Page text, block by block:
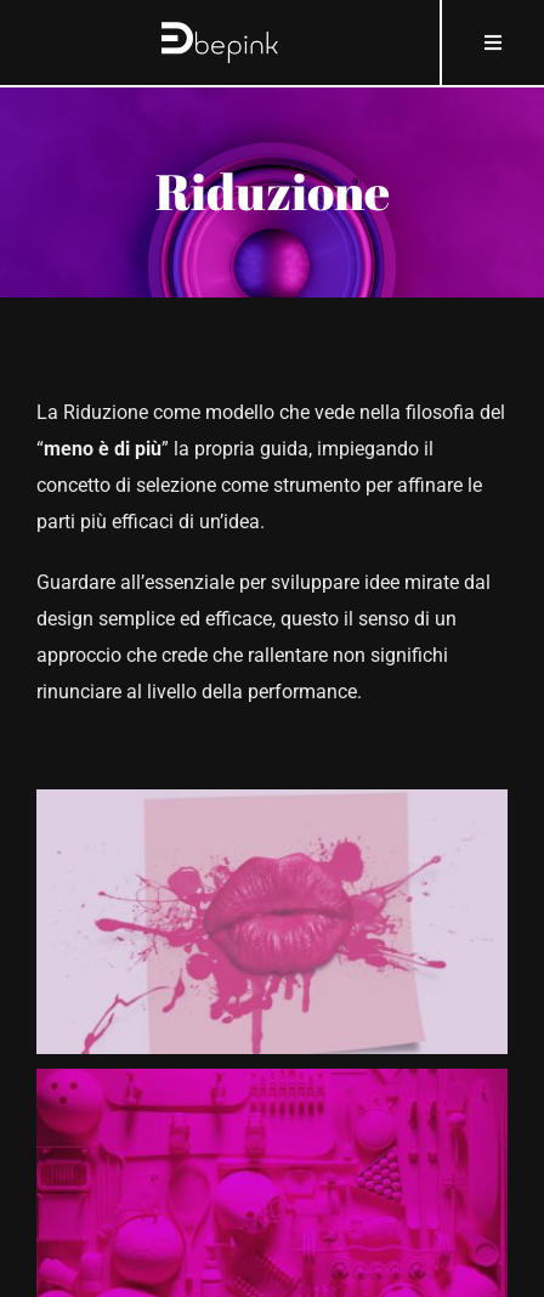
contenuto
Toggle
A PROPOSITO DI BEPINK
COSA E COME
CHI
COSMOBLOG
Riduzione
La Riduzione come modello che vede nella filosofia del
“meno è di più” la propria guida, impiegando il
concetto di selezione come strumento per affinare le
parti più efficaci di un’idea.
Guardare all’essenziale per sviluppare idee mirate dal
design semplice ed efficace, questo il senso di un
approccio che crede che rallentare non significhi
rinunciare al livello della performance.